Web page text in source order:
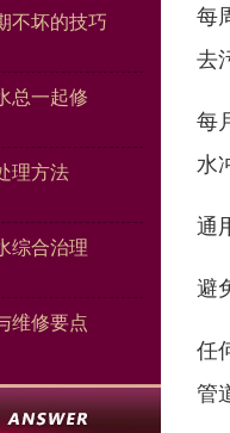
不坏的技巧
总一起修
理方法
综合治理
维修要点
每
去
每
水
通
避
任
管